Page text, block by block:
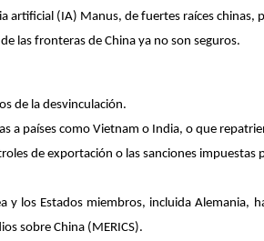
artificial (IA) Manus, de fuertes raíces chinas,
las fronteras de China ya no son seguros.
de la desvinculación.
a países como Vietnam o India, o que
de exportación o las sanciones impuestas
los Estados miembros, incluida Alemania,
sobre China (MERICS).